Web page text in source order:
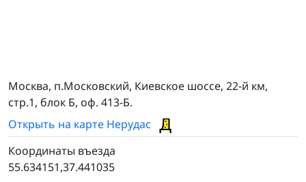
Москва, п.Московский, Киевское шоссе, 22-й км,
стр.1, блок Б, оф. 413-Б.
Открыть на карте Нерудас
Координаты въезда
55.634151,37.441035